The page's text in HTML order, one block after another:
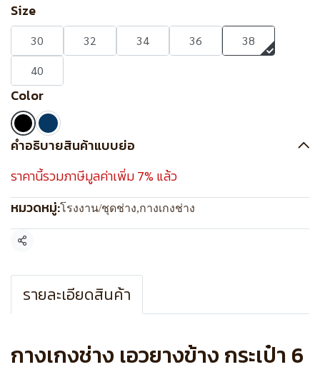
Size
30 32 34 36
38
40
Color
คำอธิบายสินค้าแบบย่อ
ราคานี้รวมภาษีมูลค่าเพิ่ม 7% แล้ว
หมวดหมู่:โรงงาน/ชุดช่าง,กางเกงช่าง
แชร์
รายละเอียดสินค้า
กางเกงช่าง เอวยางข้าง กระเป๋า 6